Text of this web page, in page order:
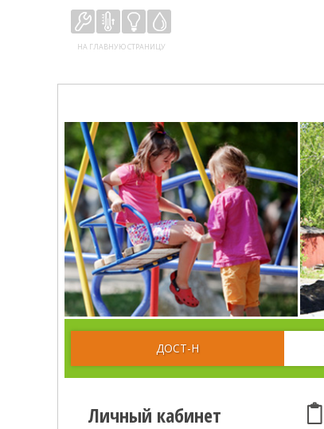
НА ГЛАВНУЮ СТРАНИЦУ
ДОСТ-Н
Личный кабинет